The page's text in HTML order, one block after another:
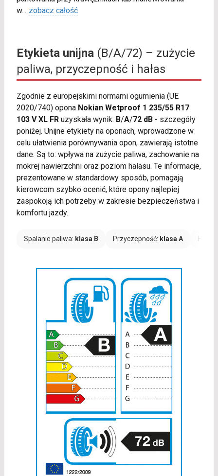
w... zobacz całość
Etykieta unijna(B/A/72) – zużycie
paliwa, przyczepność i hałas
Zgodnie z europejskimi normami ogumienia (UE
2020/740) opona Nokian Wetproof 1 235/55 R17
103 V XL FRuzyskała wynik: B/A/72 dB- szczegóły
poniżej. Unijne etykiety na oponach, wprowadzone w
celu ułatwienia porównywania opon, zawierają istotne
dane. Są to: wpływa na zużycie paliwa, zachowanie na
mokrej nawierzchni oraz poziom hałasu. Te informacje,
prezentowane w standardowy sposób, pomagają
kierowcom szybko ocenić, które opony najlepiej
zaspokoją ich potrzeby w zakresie bezpieczeństwa i
komfortu jazdy.
Spalanie paliwa: klasa B Przyczepność: klasa A Hałas: